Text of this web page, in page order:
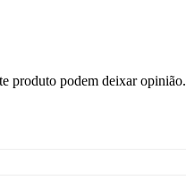
produto podem deixar opinião.